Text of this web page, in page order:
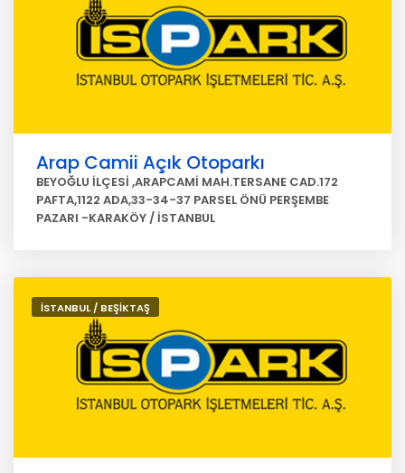
Arap Camii Açık Otoparkı
BEYOĞLU İLÇESİ ,ARAPCAMİ MAH.TERSANE CAD.172
PAFTA,1122 ADA,33-34-37 PARSEL ÖNÜ PERŞEMBE
PAZARI -KARAKÖY / İSTANBUL
İSTANBUL / BEŞİKTAŞ